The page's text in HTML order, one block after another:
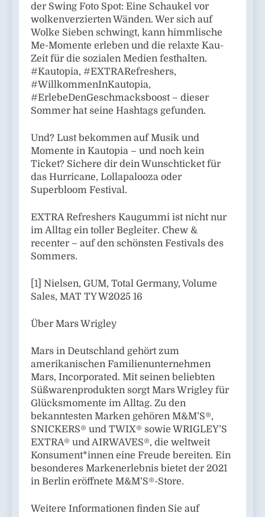
der Swing Foto Spot: Eine Schaukel vor
wolkenverzierten Wänden. Wer sich auf
Wolke Sieben schwingt, kann himmlische
Me-Momente erleben und die relaxte Kau-
Zeit für die sozialen Medien festhalten.
#Kautopia, #EXTRARefreshers,
#WillkommenInKautopia,
#ErlebeDenGeschmacksboost – dieser
Sommer hat seine Hashtags gefunden.
Und? Lust bekommen auf Musik und
Momente in Kautopia – und noch kein
Ticket? Sichere dir dein Wunschticket für
das Hurricane, Lollapalooza oder
Superbloom Festival.
EXTRA Refreshers Kaugummi ist nicht nur
im Alltag ein toller Begleiter. Chew &
recenter – auf den schönsten Festivals des
Sommers.
[1] Nielsen, GUM, Total Germany, Volume
Sales, MAT TY W2025 16
Über Mars Wrigley
Mars in Deutschland gehört zum
amerikanischen Familienunternehmen
Mars, Incorporated. Mit seinen beliebten
Süßwarenprodukten sorgt Mars Wrigley für
Glücksmomente im Alltag. Zu den
bekanntesten Marken gehören M&M’S®,
SNICKERS® und TWIX® sowie WRIGLEY’S
EXTRA® und AIRWAVES®, die weltweit
Konsument*innen eine Freude bereiten. Ein
besonderes Markenerlebnis bietet der 2021
in Berlin eröffnete M&M’S®-Store.
Weitere Informationen finden Sie auf